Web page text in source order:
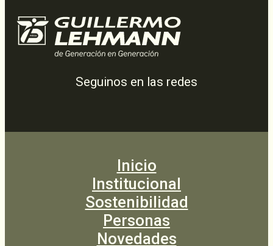
Seguinos en las redes
Inicio
Institucional
Sostenibilidad
Personas
Novedades